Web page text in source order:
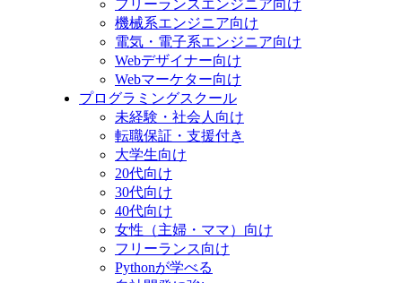
フリーランスエンジニア向け
機械系エンジニア向け
電気・電子系エンジニア向け
Webデザイナー向け
Webマーケター向け
プログラミングスクール
未経験・社会人向け
転職保証・支援付き
大学生向け
20代向け
30代向け
40代向け
女性（主婦・ママ）向け
フリーランス向け
Pythonが学べる